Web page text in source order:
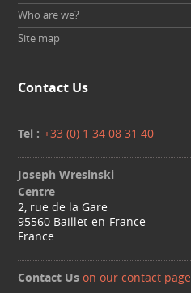
Who are we?
Site map
Contact Us
Tel : +33 (0) 1 34 08 31 40
Joseph Wresinski
Centre
2, rue de la Gare
95560 Baillet-en-France
France
Contact Us on our contact page